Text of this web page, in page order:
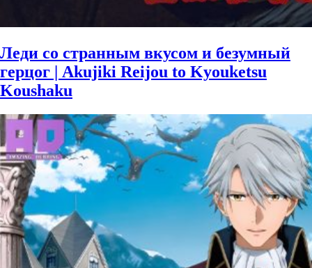
Леди со странным вкусом и безумный
герцог | Akujiki Reijou to Kyouketsu
Koushaku